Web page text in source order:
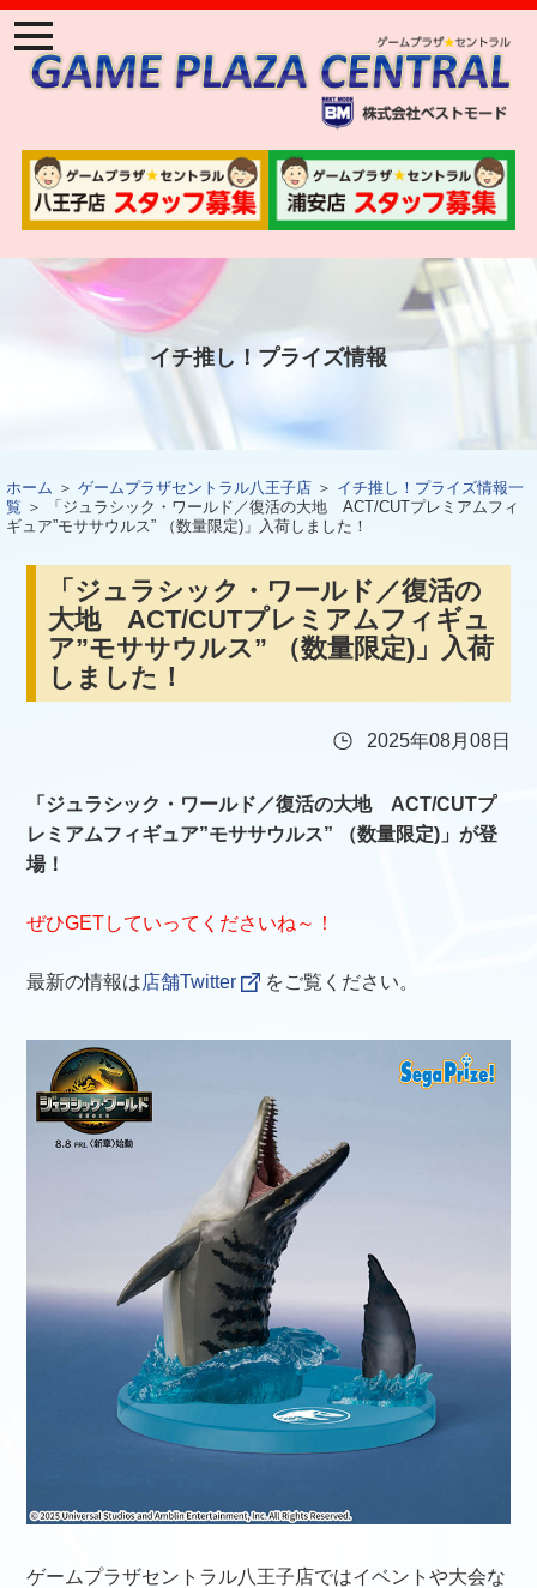
ナ
ビ
ゲ
ー
ン
メ
ニ
ュ
イチ推し！プライズ情報
ホーム ＞ ゲームプラザセントラル八王子店 ＞ イチ推し！プライズ情報一
覧 ＞ 「ジュラシック・ワールド／復活の大地 ACT/CUTプレミアムフィ
ギュア”モササウルス” （数量限定)」入荷しました！
「ジュラシック・ワールド／復活の
大地 ACT/CUTプレミアムフィギュ
ア”モササウルス” （数量限定)」入荷
しました！
2025年08月08日
「ジュラシック・ワールド／復活の大地 ACT/CUTプ
レミアムフィギュア”モササウルス” （数量限定)」が登
場！
ぜひGETしていってくださいね～！
最新の情報は店舗Twitter をご覧ください。
ゲームプラザセントラル八王子店ではイベントや大会な